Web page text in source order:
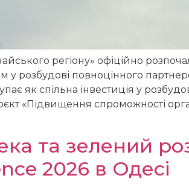
регіону» офіційно
у розбудові повноцінного
як спільна інвестиція у
«Підвищення спроможності
та зелений
2026 в Одесі